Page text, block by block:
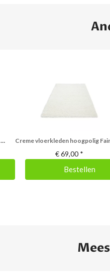
Antraciet vloerkleden hoogpolig Fair 4000/AY Antraciet
€69,00 *
Bestellen